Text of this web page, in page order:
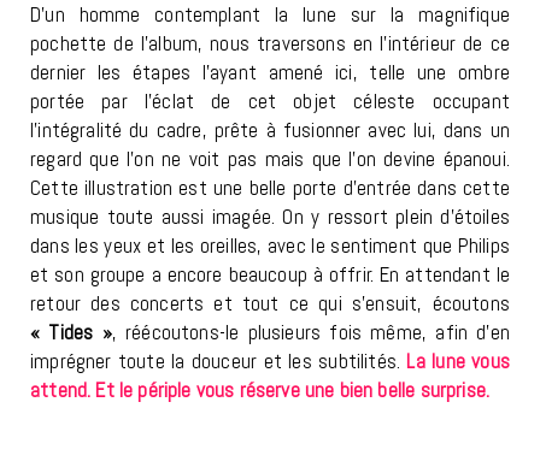
D’un homme contemplant la lune sur la magnifique
pochette de l’album, nous traversons en l’intérieur de ce
dernier les étapes l’ayant amené ici, telle une ombre
portée par l’éclat de cet objet céleste occupant
l’intégralité du cadre, prête à fusionner avec lui, dans un
regard que l’on ne voit pas mais que l’on devine épanoui.
Cette illustration est une belle porte d’entrée dans cette
musique toute aussi imagée. On y ressort plein d’étoiles
dans les yeux et les oreilles, avec le sentiment que Philips
et son groupe a encore beaucoup à offrir. En attendant le
retour des concerts et tout ce qui s’ensuit, écoutons
« Tides », réécoutons-le plusieurs fois même, afin d’en
imprégner toute la douceur et les subtilités. La lune vous
attend. Et le périple vous réserve une bien belle surprise.